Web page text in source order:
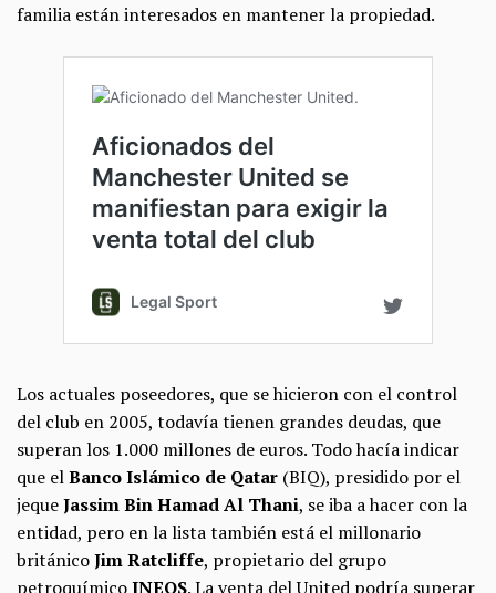
familia están interesados ​​​​en mantener la propiedad.
Los actuales poseedores, que se hicieron con el control
del club en 2005, todavía tienen grandes deudas, que
superan los 1.000 millones de euros. Todo hacía indicar
que elBanco Islámico de Qatar (BIQ), presidido por el
jequeJassim Bin Hamad Al Thani, se iba a hacer con la
entidad, pero en la lista también está el millonario
británicoJim Ratcliffe, propietario del grupo
petroquímicoINEOS. La venta del United podría superar